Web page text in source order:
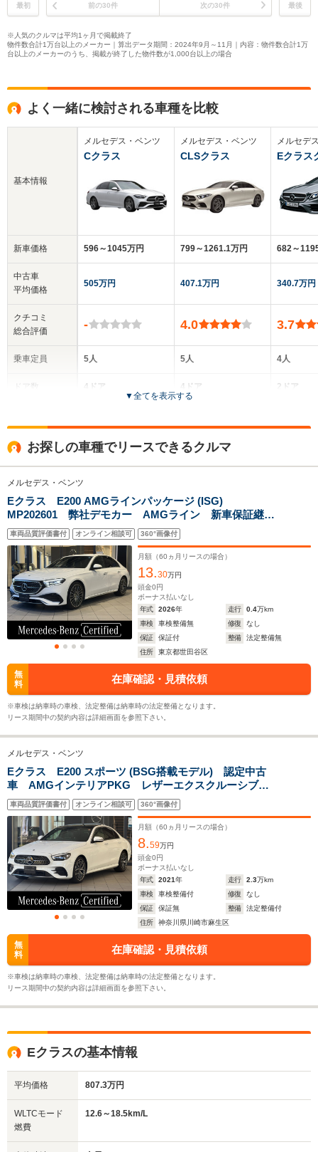
最初 前の30件 次の30件 最後
※人気のクルマは平均1ヶ月で掲載終了
物件数合計1万台以上のメーカー｜算出データ期間：2024年9月～11月｜内容：物件数合計1万
台以上のメーカーのうち、掲載が終了した物件数が1,000台以上の場合
よく一緒に検討される車種を比較
基本情報
新車価格
中古車
平均価格
クチコミ
総合評価
乗車定員
ドア数
サイズ
(全長x全幅x全高)
WLTCモード
燃費
駆動方式
メルセデス・ベンツ
Cクラス
596～1045万円
505万円
-
5人
4ドア
全高
1.82m
全長
4.76m～4.79m
ホイールベース
-m
12.9～19.1km/L
└市街地:9.5～
14.7km/L
└高速道路:14.9～
22.1km/L
メルセデス・ベンツ
CLSクラス
799～1261.1万円
407.1万円
4.0
5人
4ドア
全高
1.9m
全長
5m
10.6～16.5km/L
└市街地:7.7～
└郊外:11.4～
└高速道路:12.1～
18.7km/L
メルセデ
Eクラス
682～
340.7万円
3.7
4人
2ドア
全
10.0km/L
15.0km/L
▼全てを表示する
お探しの車種でリースできるクルマ
メルセデス・ベンツ
Eクラス E200 AMGラインパッケージ (ISG)
MP202601 弊社デモカー AMGライン 新車保証継
承 360度カメラ アンビエントライト64色
AppleCarPlay フットトランクオープナー 前席パワー
シート シートヒーター 自動開閉トランク ARナビゲ
ーション
車両品質評価書付 オンライン相談可 360°画像付
月額（60 ヵ月リースの場合）
13.30万円
頭金0円
ボーナス払いなし
年式
2026年 走行 0.4万km
車検
車検整備無 修復
なし
保証
保証付 整備
法定整備無
住所
東京都世田谷区
無
料
在庫確認・見積依頼
※車検は納車時の車検、法定整備は納車時の法定整備となります。
リース期間中の契約内容は詳細画面を参照下さい。
メルセデス・ベンツ
Eクラス E200 スポーツ (BSG搭載モデル) 認定中古
車 AMGインテリアPKG レザーエクスクルーシブ
PKG サンルーフ ブルメスターサウンド ヘッドアッ
プディスプレイ 360度カメラ アンビエントライト64
色 本革黒シート パワーシート
車両品質評価書付 オンライン相談可 360°画像付
月額（60 ヵ月リースの場合）
8.59万円
頭金0円
ボーナス払いなし
年式
2021年 走行 2.3万km
車検
車検整備付 修復
なし
保証
保証無 整備
法定整備付
住所
神奈川県川崎市麻生区
無
料
在庫確認・見積依頼
※車検は納車時の車検、法定整備は納車時の法定整備となります。
リース期間中の契約内容は詳細画面を参照下さい。
Eクラスの基本情報
平均価格 807.3万円
WLTCモード
燃費
12.6～18.5km/L